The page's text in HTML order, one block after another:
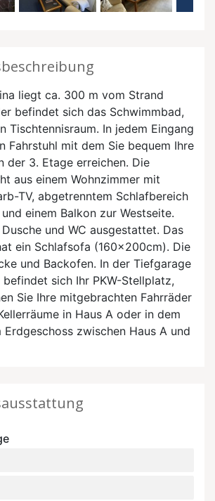
liegt ca. 300 m vom Strand
befindet sich das Schwimmbad,
Tischtennisraum. In jedem Eingang
Fahrstuhl mit dem Sie bequem Ihre
der 3. Etage erreichen. Die
aus einem Wohnzimmer mit
TV, abgetrenntem Schlafbereich
einem Balkon zur Westseite.
und WC ausgestattet. Das
ein Schlafsofa (160x200cm). Die
und Backofen. In der Tiefgarage
sich Ihr PKW-Stellplatz,
Sie Ihre mitgebrachten Fahrräder
in Haus A oder in dem
Erdgeschoss zwischen Haus A und